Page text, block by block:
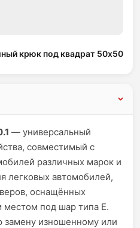
крюк под квадрат 50х50
— универсальный
совместимый с
различных марок и
легковых автомобилей,
оснащённых
под шар типа E.
изношенному или